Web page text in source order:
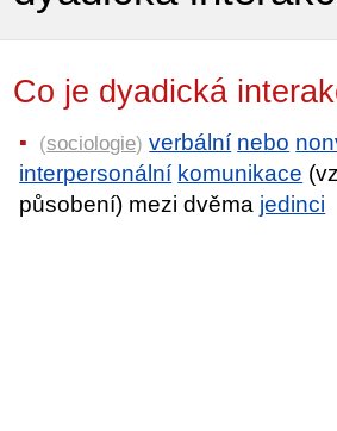
Co je dyadická
(sociologie) verbální nebo
interpersonální komunikace
působení) mezi dvěma jedinci